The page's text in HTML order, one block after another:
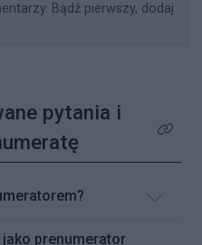
Bądź pierwszy, dodaj
pytania i
Kliknij
prenumerator